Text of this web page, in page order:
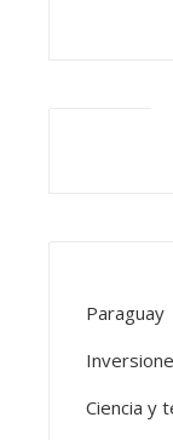
Paraguay
Ciencia y